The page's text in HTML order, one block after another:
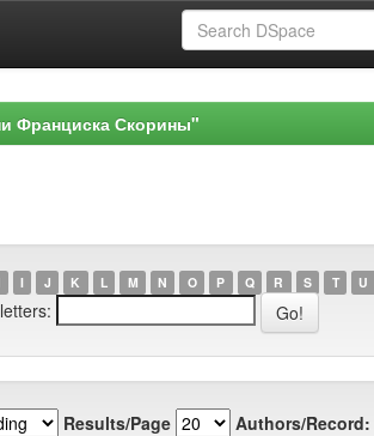
Франциска Скорины"
I J K L M N O P Q R S T U
Results/Page Authors/Record: